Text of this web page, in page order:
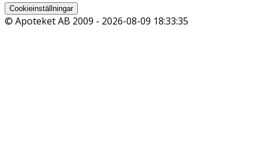
Cookieinställningar
© Apoteket AB 2009 - 2026-08-09 18:33:35